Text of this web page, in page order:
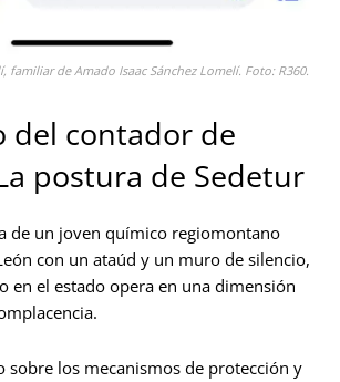
familiar de Amado Isaac Sánchez Lomelí. Foto: R360.
del contador de
postura de Sedetur
de un joven químico regiomontano
con un ataúd y un muro de silencio,
en el estado opera en una dimensión
sobre los mecanismos de protección y